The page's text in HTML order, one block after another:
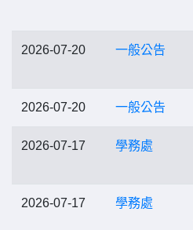
2026-07-20 一般公告
2026-07-20 一般公告
2026-07-17 學務處
2026-07-17 學務處